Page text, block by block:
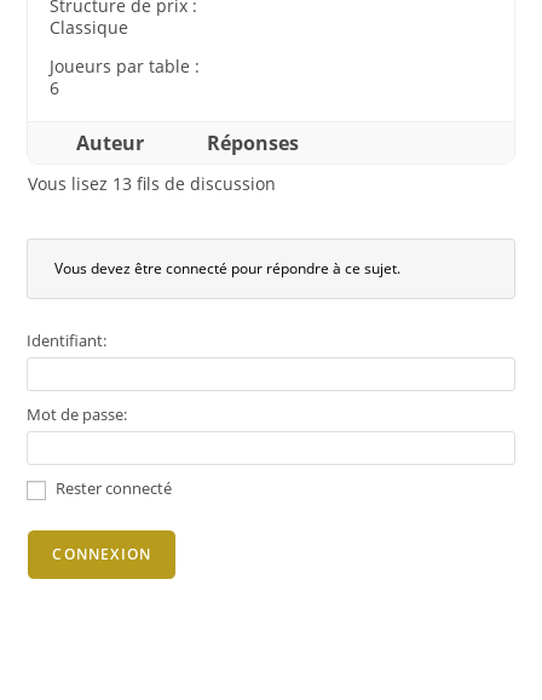
Structure de prix :
Classique
Joueurs par table :
6
Auteur Réponses
Vous lisez 13 fils de discussion
Vous devez être connecté pour répondre à ce sujet.
Identifiant:
Mot de passe:
Rester connecté
CONNEXION